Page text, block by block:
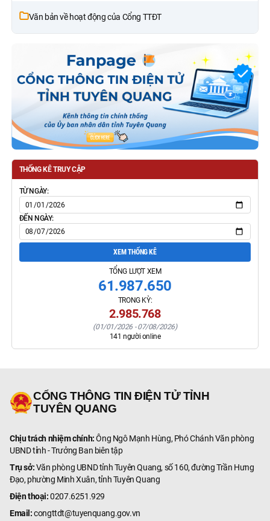
Văn bản về hoạt động của Cổng TTĐT
THỐNG KÊ TRUY CẬP
TỪ NGÀY:
ĐẾN NGÀY:
XEM THỐNG KÊ
TỔNG LƯỢT XEM
61.987.650
TRONG KỲ:
2.985.768
(01/01/2026 -07/08/2026)
141 người online
CỔNG THÔNG TIN ĐIỆN TỬ TỈNH
TUYÊN QUANG
Chịu trách nhiệm chính:Ông Ngô Mạnh Hùng, Phó Chánh Văn phòng
UBND tỉnh - Trưởng Ban biên tập
Trụ sở:Văn phòng UBND tỉnh Tuyên Quang, số 160, đường Trần Hưng
Đạo, phường Minh Xuân, tỉnh Tuyên Quang
Điện thoại:0207.6251.929
Email: congttdt@tuyenquang.gov.vn